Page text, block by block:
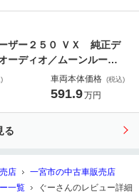
ＴＶ／衝突軽減ブレーキ
ザー２５０ ＶＸ 純正デ
ーディオ／ムーンルーフ
ラ／ドライブレコーダー
スポットモニター／レザ
バックドア
車両本体価格 (税込)
591.9万円
る
店
一宮市の中古車販売店
一覧 ぐーさんのレビュー詳細